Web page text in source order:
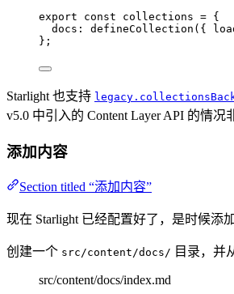
export const collections = {
docs: defineCollection ( {
} ;
Starlight 也支持
v5.0 中引入的 Content Layer API 的情况
添加内容
Section titled “添加内容”
现在 Starlight 已经配置好了，是时候添
创建一个 src/content/docs/ 目录，并
src/content/docs/index.md